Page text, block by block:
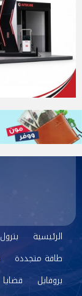
الرئيسية بترول
طاقة متجددة
بروفايل
قضايا